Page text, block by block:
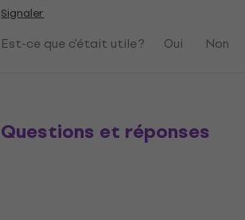
Signaler
Est-ce que c'était utile ? Oui Non
Questions et réponses